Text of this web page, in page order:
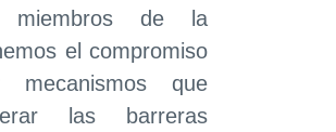
de la
el compromiso
mecanismos que
las barreras